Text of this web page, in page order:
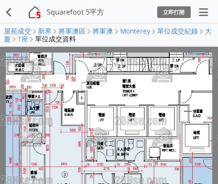
Squarefoot 5平方 立即打開
屋苑成交 新界 將軍澳區 將軍澳 Monterey 單位成交紀錄
大
廈
1座 單位成交資料